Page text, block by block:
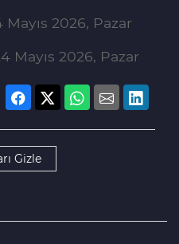
2026, Pazar
Mayıs 2026, Pazar
Gizle